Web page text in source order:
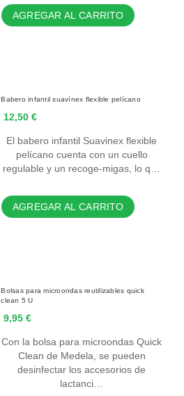
AGREGAR AL CARRITO
Babero infantil suavínex flexible pelícano
12,50 €
El babero infantil Suavinex flexible
pelícano cuenta con un cuello
regulable y un recoge-migas, lo q…
AGREGAR AL CARRITO
Bolsas para microondas reutilizables quick
clean 5 U
9,95 €
Con la bolsa para microondas Quick
Clean de Medela, se pueden
desinfectar los accesorios de
lactanci…